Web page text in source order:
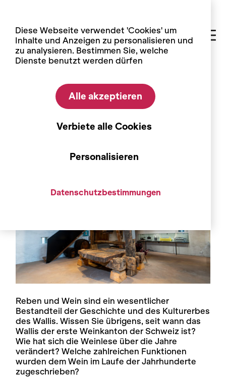
Führungen und Aktivitäten
Salgesch – Rebe und Wein, eine
Reben und Wein sind ein wesentlicher
Bestandteil der Geschichte und des Kulturerbes
des Wallis. Wissen Sie übrigens, seit wann das
Wallis der erste Weinkanton der Schweiz ist?
Wie hat sich die Weinlese über die Jahre
verändert? Welche zahlreichen Funktionen
wurden dem Wein im Laufe der Jahrhunderte
zugeschrieben?
Diese Webseite verwendet 'Cookies' um
Inhalte und Anzeigen zu personalisieren und
zu analysieren. Bestimmen Sie, welche
Dienste benutzt werden dürfen
Alle akzeptieren
Verbiete alle Cookies
Personalisieren
Datenschutzbestimmungen